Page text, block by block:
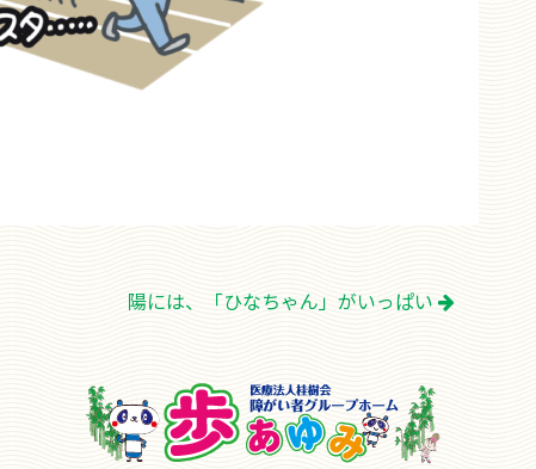
陽には、「ひなちゃん」がいっぱい